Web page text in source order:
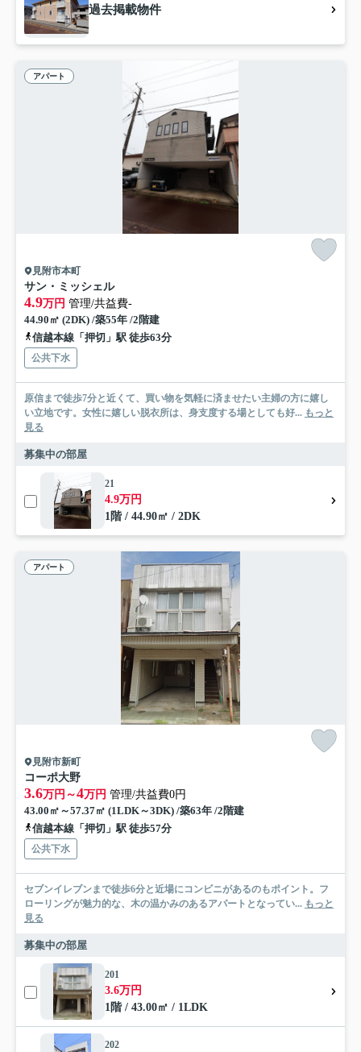
過去掲載物件
アパート
見附市本町
サン・ミッシェル
4.9万円 管理/共益費-
44.90㎡ (2DK) /築55年 /2階建
信越本線「押切」駅 徒歩63分
公共下水
原信まで徒歩7分と近くて、買い物を気軽に済ませたい主婦の方に嬉し
い立地です。女性に嬉しい脱衣所は、身支度する場としても好... もっと
見る
募集中の部屋
21
4.9万円
1階 / 44.90㎡ / 2DK
アパート
見附市新町
コーポ大野
3.6万円～4万円 管理/共益費0円
43.00㎡～57.37㎡ (1LDK～3DK) /築63年 /2階建
信越本線「押切」駅 徒歩57分
公共下水
セブンイレブンまで徒歩6分と近場にコンビニがあるのもポイント。フ
ローリングが魅力的な、木の温かみのあるアパートとなってい... もっと
見る
募集中の部屋
201
3.6万円
1階 / 43.00㎡ / 1LDK
202